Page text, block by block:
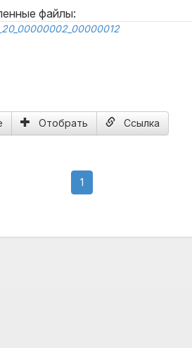
файлы:
Отобрать Ссылка
1(current)